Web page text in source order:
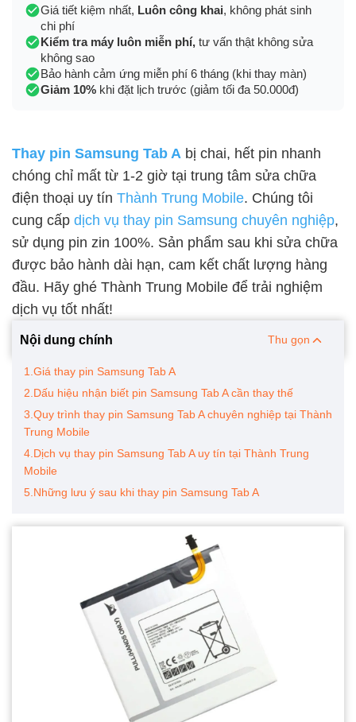
Giá tiết kiệm nhất, Luôn công khai, không phát sinh
chi phí
Kiểm tra máy luôn miễn phí, tư vấn thật không sửa
không sao
Bảo hành cảm ứng miễn phí 6 tháng (khi thay màn)
Giảm 10% khi đặt lịch trước (giảm tối đa 50.000đ)
Thay pin Samsung Tab A bị chai, hết pin nhanh
chóng chỉ mất từ 1-2 giờ tại trung tâm sửa chữa
điện thoại uy tín Thành Trung Mobile. Chúng tôi
cung cấp dịch vụ thay pin Samsung chuyên nghiệp,
sử dụng pin zin 100%. Sản phẩm sau khi sửa chữa
được bảo hành dài hạn, cam kết chất lượng hàng
đầu. Hãy ghé Thành Trung Mobile để trải nghiệm
dịch vụ tốt nhất!
Nội dung chính Thu gọn
1.Giá thay pin Samsung Tab A
2.Dấu hiệu nhận biết pin Samsung Tab A cần thay thế
3.Quy trình thay pin Samsung Tab A chuyên nghiệp tại Thành
Trung Mobile
4.Dịch vụ thay pin Samsung Tab A uy tín tại Thành Trung
Mobile
5.Những lưu ý sau khi thay pin Samsung Tab A